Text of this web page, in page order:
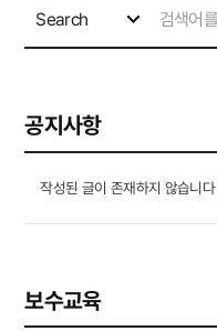
Search
공지사항
작성된 글이 존재하지 않습니다
보수교육